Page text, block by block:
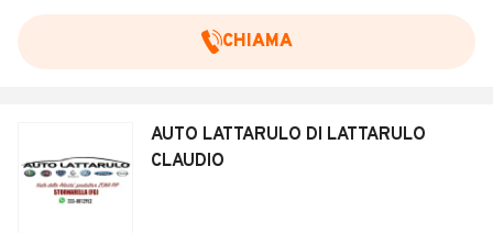
CHIAMA
AUTO LATTARULO DI LATTARULO
CLAUDIO